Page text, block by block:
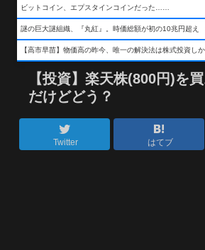
ビットコイン、エプスタインコインだった……
【投資】楽天株(800円)を
だけどどう？
Twitter はてブ